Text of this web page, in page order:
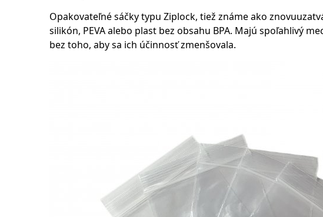
Opakovateľné sáčky typu Ziplock, tiež známe ako
silikón, PEVA alebo plast bez obsahu BPA. Majú spoľahlivý
bez toho, aby sa ich účinnosť zmenšovala.